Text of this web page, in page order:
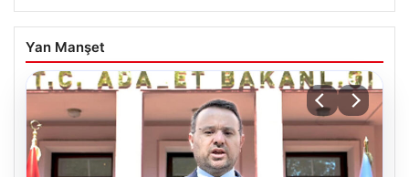
Yan Manşet